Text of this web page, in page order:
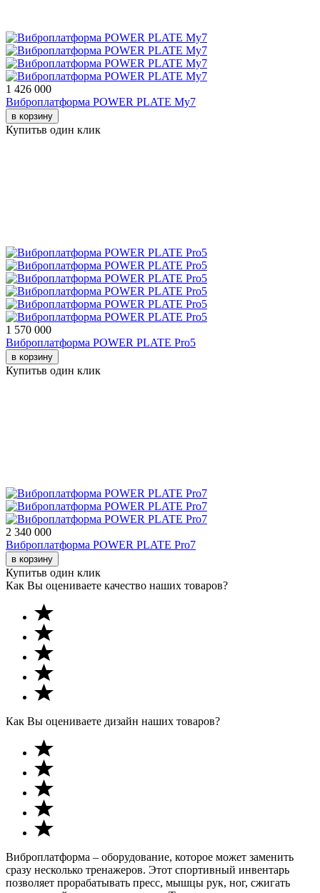
1 426 000
Виброплатформа POWER PLATE My7
в корзину
Купитьв один клик
1 570 000
Виброплатформа POWER PLATE Pro5
в корзину
Купитьв один клик
2 340 000
Виброплатформа POWER PLATE Pro7
в корзину
Купитьв один клик
Как Вы оцениваете качество наших товаров?
Как Вы оцениваете дизайн наших товаров?
Виброплатформа – оборудование, которое может заменить
сразу несколько тренажеров. Этот спортивный инвентарь
позволяет прорабатывать пресс, мышцы рук, ног, сжигать